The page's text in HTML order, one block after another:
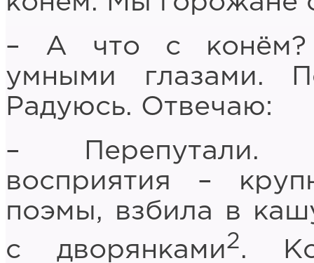
– А что с конём?
умными глазами.
Радуюсь. Отвечаю:
– Перепутали.
восприятия –
поэмы, взбила в
с дворянками2.